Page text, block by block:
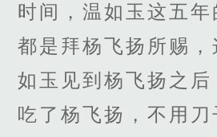
时间，温如玉这五年
都是拜杨飞扬所赐，
如玉见到杨飞扬之后
吃了杨飞扬，不用刀